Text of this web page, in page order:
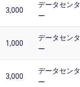
3,000
データセンタ
ー
1,000
データセンタ
ー
3,000
データセンタ
ー